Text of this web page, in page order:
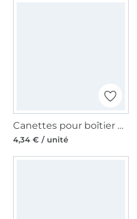
Canettes pour boîtier CB (canette centrale) Ø 20,5
4,34 € / unité